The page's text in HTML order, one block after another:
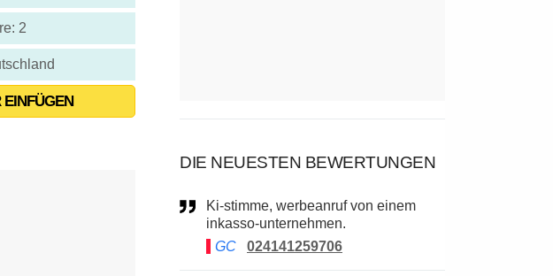
2
DIE NEUESTEN BEWERTUNGEN
Ki-stimme, werbeanruf von einem
inkasso-unternehmen.
GC
024141259706